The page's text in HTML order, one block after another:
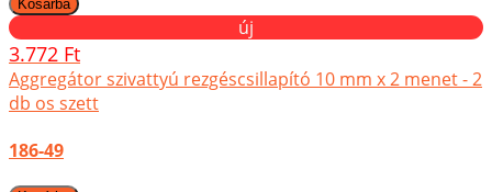
új
3.772 Ft
Aggregátor szivattyú rezgéscsillapító 10 mm x 2 menet - 2
db os szett
186-49